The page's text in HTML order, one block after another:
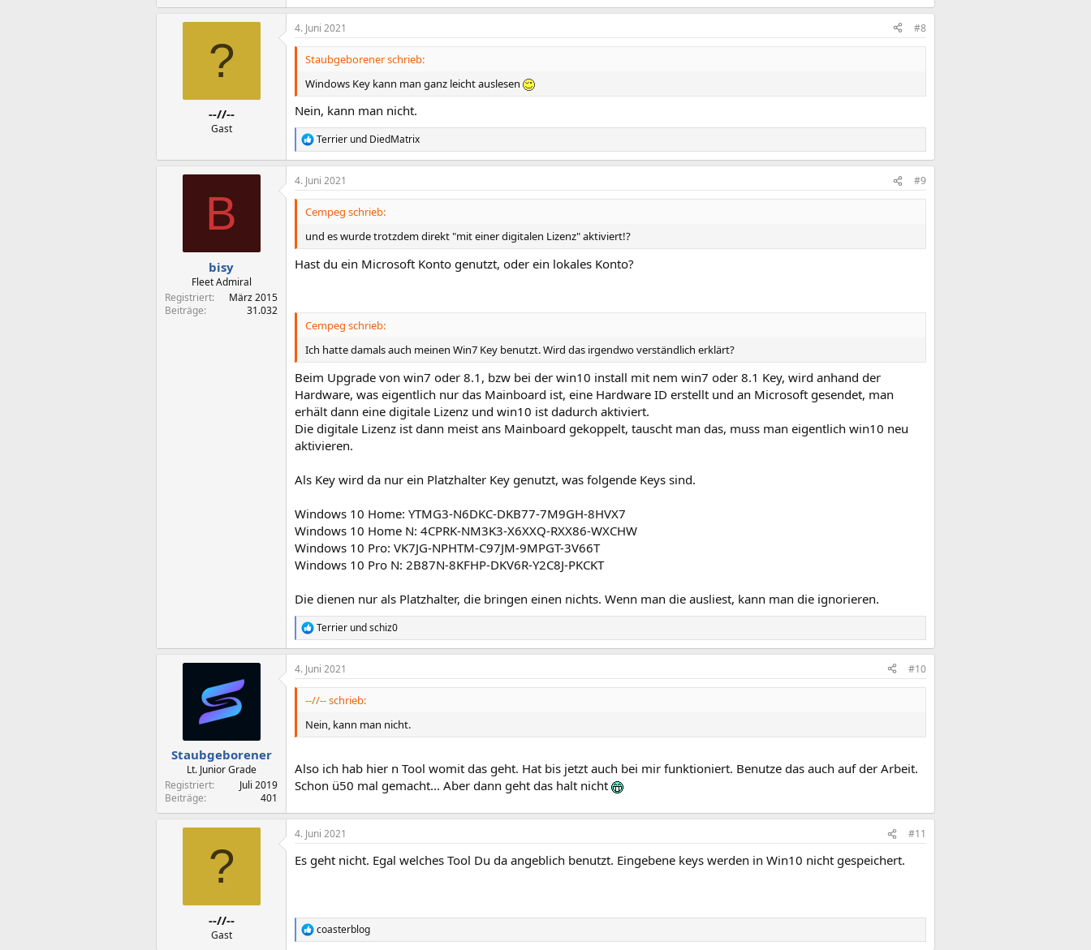
?
--//--
Gast
4. Juni 2021 #8
Staubgeborener schrieb:
Windows Key kann man ganz leicht auslesen
Nein, kann man nicht.
R
e
a
k
t
e
n
Terrier und DiedMatrix
B
bisy
Fleet Admiral
Registriert
März 2015
Beiträge
31.032
4. Juni 2021 #9
Cempeg schrieb:
und es wurde trotzdem direkt "mit einer digitalen Lizenz" aktiviert!?
Hast du ein Microsoft Konto genutzt, oder ein lokales Konto?
Cempeg schrieb:
Ich hatte damals auch meinen Win7 Key benutzt. Wird das irgendwo verständlich erklärt?
Beim Upgrade von win7 oder 8.1, bzw bei der win10 install mit nem win7 oder 8.1 Key, wird anhand der
Hardware, was eigentlich nur das Mainboard ist, eine Hardware ID erstellt und an Microsoft gesendet, man
erhält dann eine digitale Lizenz und win10 ist dadurch aktiviert.
Die digitale Lizenz ist dann meist ans Mainboard gekoppelt, tauscht man das, muss man eigentlich win10 neu
aktivieren.
Als Key wird da nur ein Platzhalter Key genutzt, was folgende Keys sind.
Windows 10 Home: YTMG3-N6DKC-DKB77-7M9GH-8HVX7
Windows 10 Home N: 4CPRK-NM3K3-X6XXQ-RXX86-WXCHW
Windows 10 Pro: VK7JG-NPHTM-C97JM-9MPGT-3V66T
Windows 10 Pro N: 2B87N-8KFHP-DKV6R-Y2C8J-PKCKT
Die dienen nur als Platzhalter, die bringen einen nichts. Wenn man die ausliest, kann man die ignorieren.
R
e
a
k
t
e
Terrier undschiz0
Staubgeborener
Lt. Junior Grade
Registriert
Juli 2019
Beiträge
401
4. Juni 2021 #10
--//-- schrieb:
Nein, kann man nicht.
Also ich hab hier n Tool womit das geht. Hat bis jetzt auch bei mir funktioniert. Benutze das auch auf der Arbeit.
Schon ü50 mal gemacht... Aber dann geht das halt nicht
?
--//--
Gast
4. Juni 2021 #11
Es geht nicht. Egal welches Tool Du da angeblich benutzt. Eingebene keys werden in Win10 nicht gespeichert.
R
coasterblog